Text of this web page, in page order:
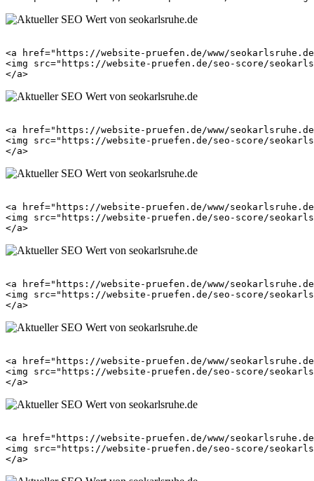
<a href="https://website-pruefen.de/www/
<img src="https://website-pruefen.de/seo-score/
<a href="https://website-pruefen.de/www/
<img src="https://website-pruefen.de/seo-score/
<a href="https://website-pruefen.de/www/
<img src="https://website-pruefen.de/seo-score/
<a href="https://website-pruefen.de/www/
<img src="https://website-pruefen.de/seo-score/
<a href="https://website-pruefen.de/www/
<img src="https://website-pruefen.de/seo-score/
<a href="https://website-pruefen.de/www/
<img src="https://website-pruefen.de/seo-score/